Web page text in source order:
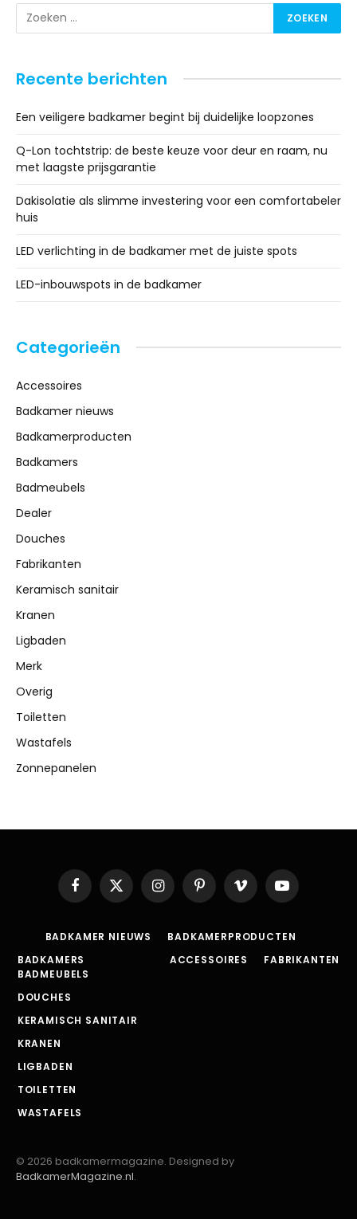
Recente berichten
Een veiligere badkamer begint bij duidelijke loopzones
Q-Lon tochtstrip: de beste keuze voor deur en raam, nu
met laagste prijsgarantie
Dakisolatie als slimme investering voor een comfortabeler
huis
LED verlichting in de badkamer met de juiste spots
LED-inbouwspots in de badkamer
Categorieën
Accessoires
Badkamer nieuws
Badkamerproducten
Badkamers
Badmeubels
Dealer
Douches
Fabrikanten
Keramisch sanitair
Kranen
Ligbaden
Merk
Overig
Toiletten
Wastafels
Zonnepanelen
Facebook
X
(Twitter)
InstagramPinterestVimeo YouTube
BADKAMER NIEUWS
BADKAMERPRODUCTEN
BADKAMERS
BADMEUBELS
DOUCHES
KERAMISCH SANITAIR
KRANEN
LIGBADEN
TOILETTEN
WASTAFELS
ACCESSOIRES FABRIKANTEN
© 2026 badkamermagazine. Designed by
BadkamerMagazine.nl.